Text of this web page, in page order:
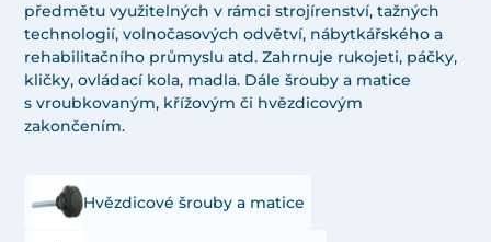
předmětu využitelných v rámci strojírenství, tažných
technologií, volnočasových odvětví, nábytkářského a
rehabilitačního průmyslu atd. Zahrnuje rukojeti, páčky,
kličky, ovládací kola, madla. Dále šrouby a matice
s vroubkovaným, křížovým či hvězdicovým
zakončením.
Hvězdicové šrouby a matice